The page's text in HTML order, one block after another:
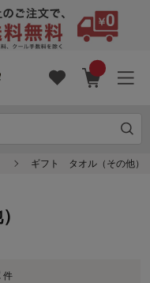
ギフト タオル（その他）
件